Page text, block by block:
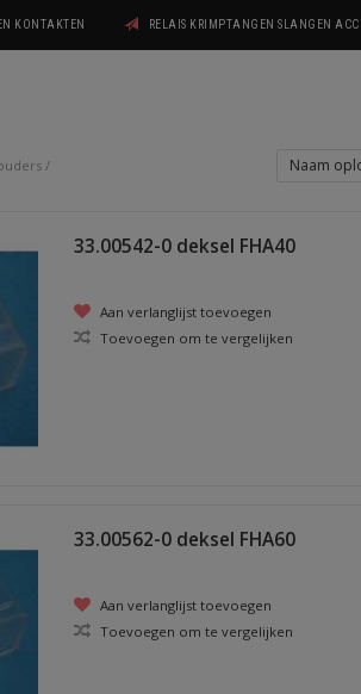
KONTAKTEN RELAIS KRIMPTANGEN SLANGEN
/ Naam
33.00542-0 deksel FHA40
Aan verlanglijst toevoegen
Toevoegen om te vergelijken
33.00562-0 deksel FHA60
Aan verlanglijst toevoegen
Toevoegen om te vergelijken